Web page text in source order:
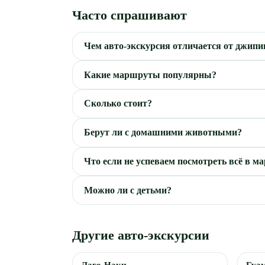
Часто спрашивают
Чем авто-экскурсия отличается от
Какие маршруты популярны?
Сколько стоит?
Берут ли с домашними животными?
Что если не успеваем посмотреть всё в
Можно ли с детьми?
Другие авто-экскурсии